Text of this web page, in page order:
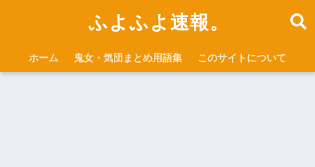
ふよふよ速報。
ホーム 鬼女・気団まとめ用語集 このサイトについて